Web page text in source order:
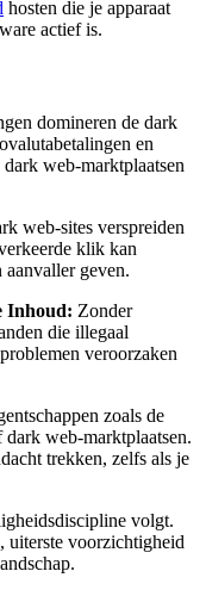
hosten die je apparaat
actief is.
domineren de dark
en
web-marktplaatsen
web-sites verspreiden
klik kan
aanvaller geven.
Inhoud: Zonder
die illegaal
veroorzaken
zoals de
web-marktplaatsen.
trekken, zelfs als je
volgt.
uiterste voorzichtigheid